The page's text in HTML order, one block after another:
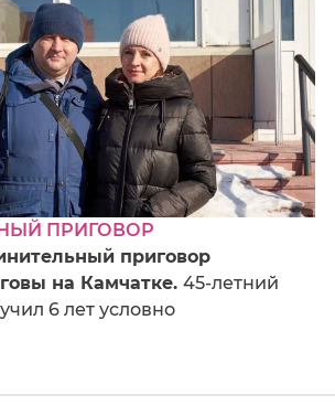
ПРИГОВОР
приговор
на Камчатке. 45-летний
6 лет условно